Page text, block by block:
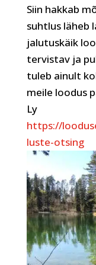
Siin hakkab
suhtlus läheb
jalutuskäik
tervistav ja
tuleb ainult
meile loodus
Ly
https://
luste-otsing